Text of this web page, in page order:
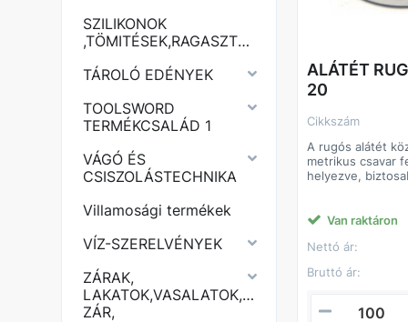
SZILIKONOK
,TÖMITÉSEK,RAGASZTÓK,PURHABOK,
TÁROLÓ EDÉNYEK
TOOLSWORD
TERMÉKCSALÁD 1
VÁGÓ ÉS
CSISZOLÁSTECHNIKA
Villamosági termékek
VÍZ-SZERELVÉNYEK
ZÁRAK,
LAKATOK,VASALATOK,KERÉKPÁR
ZÁR,
ALÁTÉT
20
Cikkszám
A rugós alátét
metrikus csavar
helyezve,
van vágva és
ezáltal növelt
csavarkötésre,
elemként szolgál
meglazulással
Van raktáron
Nettó ár:
Bruttó ár: